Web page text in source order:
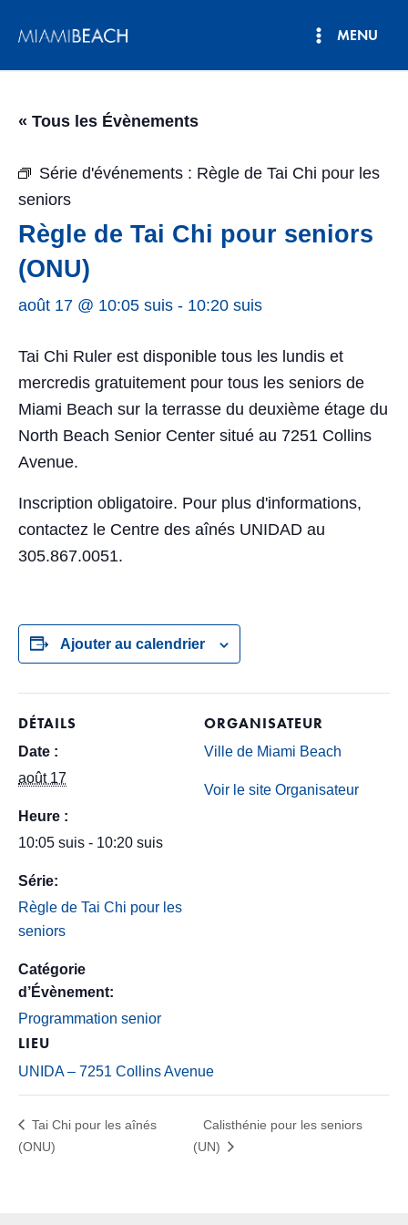
MENU
« Tous les Évènements
Série d'événements : Règle de Tai Chi pour les
seniors
Règle de Tai Chi pour seniors
(ONU)
août 17 @ 10:05 suis - 10:20 suis
Tai Chi Ruler est disponible tous les lundis et
mercredis gratuitement pour tous les seniors de
Miami Beach sur la terrasse du deuxième étage du
North Beach Senior Center situé au 7251 Collins
Avenue.
Inscription obligatoire. Pour plus d'informations,
contactez le Centre des aînés UNIDAD au
305.867.0051.
Ajouter au calendrier
DÉTAILS
Date :
août 17
Heure :
10:05 suis - 10:20 suis
Série:
Règle de Tai Chi pour les
seniors
Catégorie
d’Évènement:
Programmation senior
LIEU
UNIDA – 7251 Collins Avenue
ORGANISATEUR
Ville de Miami Beach
Voir le site Organisateur
Tai Chi pour les aînés
(ONU)
Calisthénie pour les seniors
(UN)